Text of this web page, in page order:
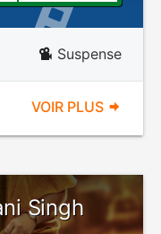
Suspense
VOIR PLUS
Singh